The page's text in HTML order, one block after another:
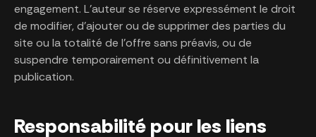
engagement. L’auteur se réserve expressément le droit
de modifier, d’ajouter ou de supprimer des parties du
site ou la totalité de l’offre sans préavis, ou de
suspendre temporairement ou définitivement la
publication.
Responsabilité pour les liens